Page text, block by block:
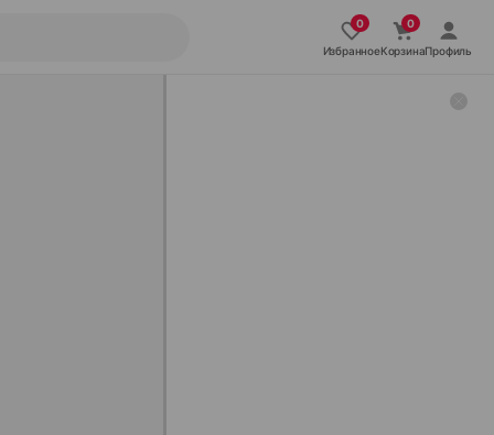
ИзбранноеКорзинаПрофиль